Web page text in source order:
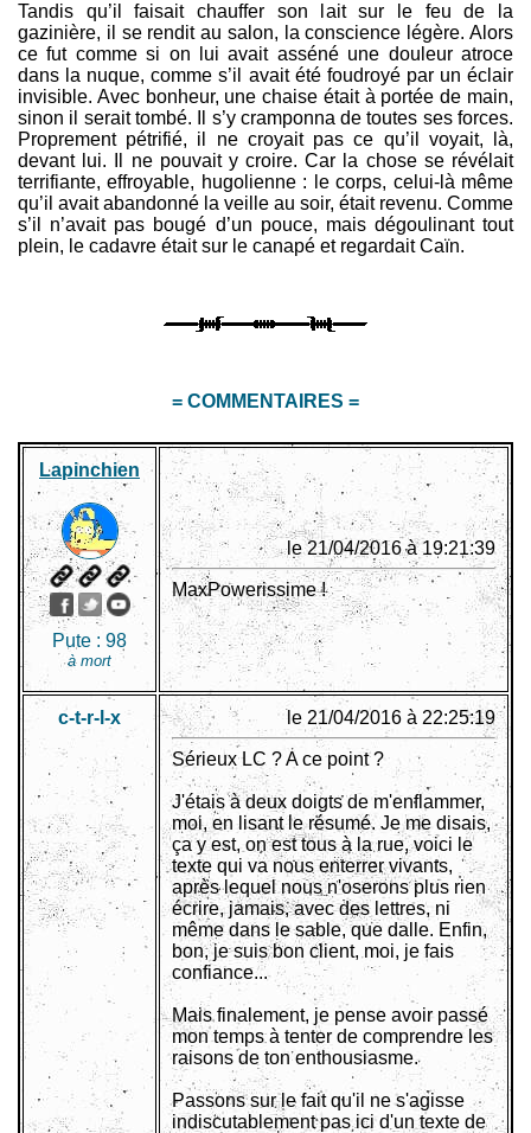
Tandis qu’il faisait chauffer son lait sur le feu de la
gazinière, il se rendit au salon, la conscience légère. Alors
ce fut comme si on lui avait asséné une douleur atroce
dans la nuque, comme s’il avait été foudroyé par un éclair
invisible. Avec bonheur, une chaise était à portée de main,
sinon il serait tombé. Il s’y cramponna de toutes ses forces.
Proprement pétrifié, il ne croyait pas ce qu’il voyait, là,
devant lui. Il ne pouvait y croire. Car la chose se révélait
terrifiante, effroyable, hugolienne : le corps, celui-là même
qu’il avait abandonné la veille au soir, était revenu. Comme
s’il n’avait pas bougé d’un pouce, mais dégoulinant tout
plein, le cadavre était sur le canapé et regardait Caïn.
= COMMENTAIRES =
Lapinchien
Pute : 98
à mort
le 21/04/2016 à 19:21:39
MaxPowerissime !
c-t-r-l-x le 21/04/2016 à 22:25:19
Sérieux LC ? A ce point ?
J'étais à deux doigts de m'enflammer,
moi, en lisant le résumé. Je me disais,
ça y est, on est tous à la rue, voici le
texte qui va nous enterrer vivants,
après lequel nous n'oserons plus rien
écrire, jamais, avec des lettres, ni
même dans le sable, que dalle. Enfin,
bon, je suis bon client, moi, je fais
confiance...
Mais finalement, je pense avoir passé
mon temps à tenter de comprendre les
raisons de ton enthousiasme.
Passons sur le fait qu'il ne s'agisse
indiscutablement pas ici d'un texte de